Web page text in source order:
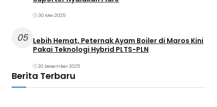
30 Mei 2025
05 Lebih Hemat, Peternak Ayam Boiler di Maros Kini
Pakai Teknologi Hybrid PLTS-PLN
20 Desember 2025
Berita Terbaru